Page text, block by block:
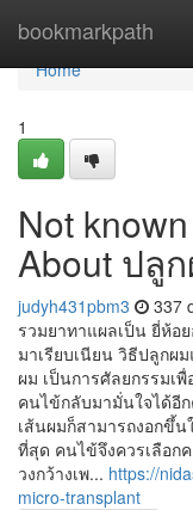
bookmarkpath
Home
Home
1
Not
About ปลู
judyh431pbm3 337
รวมยาทาแผลเป็น ยี่ห้อ
มาเรียบเนียน วิธีปลูกผ
ผม เป็นการศัลยกรรมเ
คนไข้กลับมามั่นใจได้อีก
เส้นผมก็สามารถงอกขึ้น
ที่สุด คนไข้จึงควรเลือก
วงกว้างเพ... https://
micro-transplant